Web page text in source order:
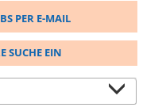
PER E-MAIL
SUCHE EIN